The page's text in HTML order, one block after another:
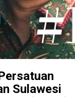
Sulawesi